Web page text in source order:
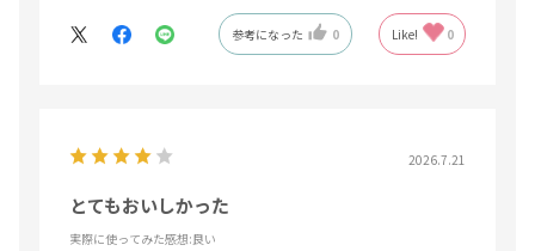
量も味もデザインも完璧で参考になった 0 Like! 0
2026.7.21
とてもおいしかった
実際に使ってみた感想:良い